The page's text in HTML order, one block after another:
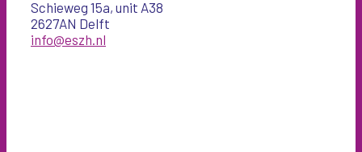
Schieweg 15a, unit A38
2627AN Delft
info@eszh.nl